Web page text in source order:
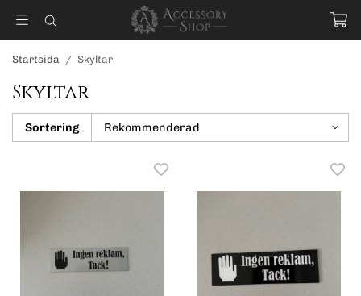
Startsida / Skyltar
Skyltar
Sortering